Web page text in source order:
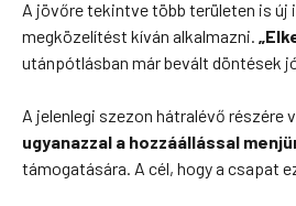
A jövőre tekintve több területen is új
megközelítést kíván alkalmazni.
utánpótlásban már bevált döntések
A jelenlegi szezon hátralévő
ugyanazzal a hozzáállással
támogatására. A cél, hogy a csapat